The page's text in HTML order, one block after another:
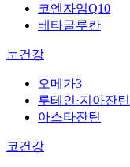
코엔자임Q10
베타글루칸
눈건강
오메가3
루테인·지아잔틴
아스타잔틴
코건강